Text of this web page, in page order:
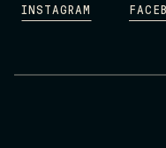
INSTAGRAM
INSTAGRAM